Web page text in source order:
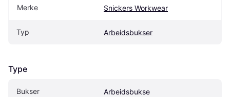
Merke Snickers Workwear
Typ Arbeidsbukser
Type
Bukser Arbeidsbukse